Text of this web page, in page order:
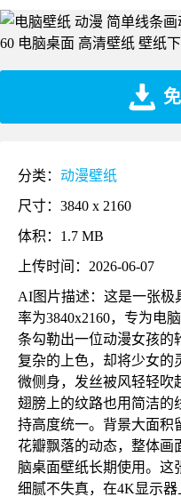
分类： 动漫壁纸
尺寸：3840 x 2160
体积：1.7 MB
上传时间：2026-06-07
AI图片描述：这是一张极
率为3840x2160，专为电
条勾勒出一位动漫女孩的
复杂的上色，却将少女的
微侧身，发丝被风轻轻吹
翅膀上的纹路也用简洁的
持高度统一。背景大面积
花瓣飘落的动态，整体画
脑桌面壁纸长期使用。这
细腻不失真，在4K显示